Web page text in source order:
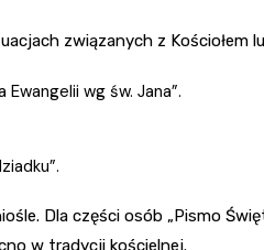
związanych z Kościołem
wg św. Jana”.
Dla części osób „Pismo
w tradycji kościelnej.